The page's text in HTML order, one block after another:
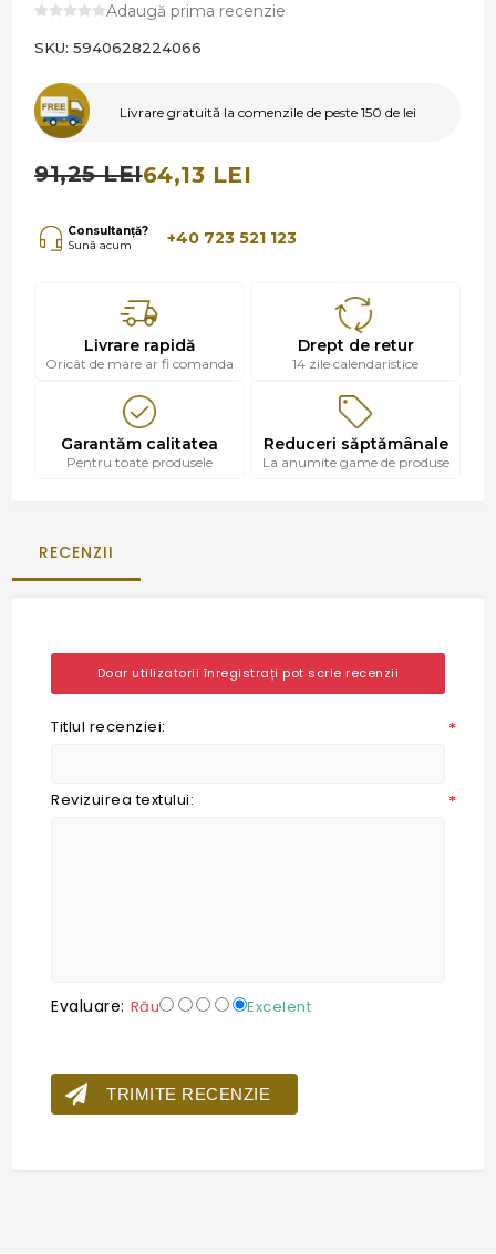
Adaugă prima recenzie
SKU: 5940628224066
Livrare gratuită la comenzile de peste 150 de lei
91,25 LEI64,13 LEI
Consultanță?
Sună acum
+40 723 521 123
Livrare rapidă
Oricât de mare ar fi comanda
Drept de retur
14 zile calendaristice
Garantăm calitatea
Pentru toate produsele
Reduceri săptămânale
La anumite game de produse
RECENZII
Doar utilizatorii înregistrați pot scrie recenzii
Titlul recenziei: *
Revizuirea textului: *
Evaluare: Rău Excelent
TRIMITE RECENZIE